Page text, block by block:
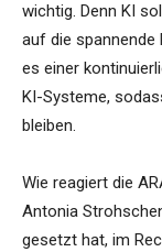
wichtig. Denn KI
auf die
es einer
KI-Systeme,
bleiben.
Wie reagiert die
Antonia
gesetzt hat, im